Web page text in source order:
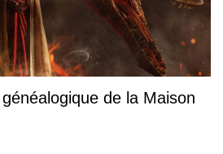
de la Maison